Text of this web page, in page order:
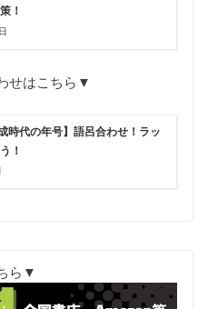
！
せはこちら▼
成時代の年号】語呂合わせ！ラッ
！
ら▼